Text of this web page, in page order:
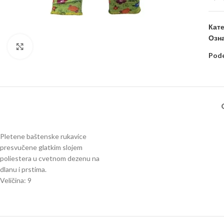
Pletene baštenske rukavice
presvučene glatkim slojem
poliestera u cvetnom dezenu na
dlanu i prstima.
Veličina: 9